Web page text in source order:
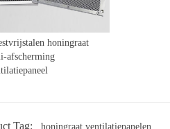
honingraat
afscherming
Tag: honingraat ventilatiepanelen